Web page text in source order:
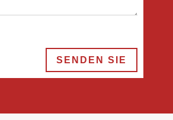
SENDEN SIE